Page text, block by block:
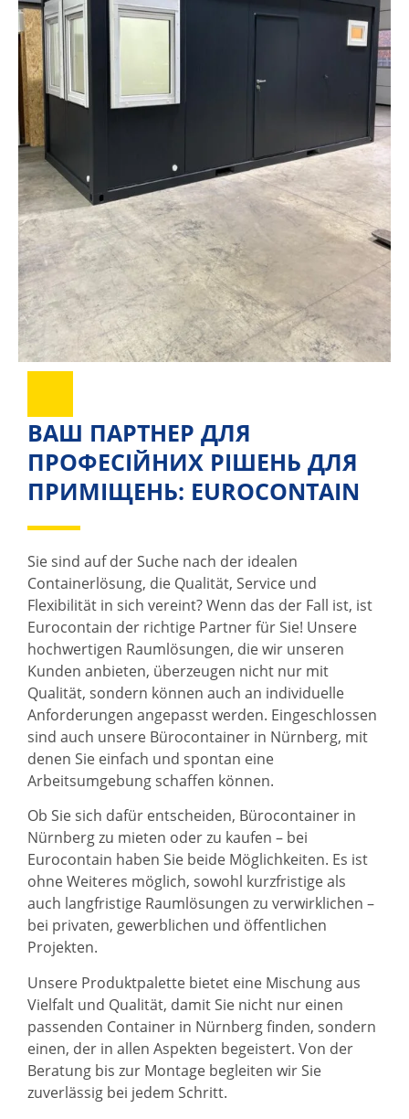
ВАШ ПАРТНЕР ДЛЯ
ПРОФЕСІЙНИХ РІШЕНЬ ДЛЯ
ПРИМІЩЕНЬ: EUROCONTAIN
Sie sind auf der Suche nach der idealen
Containerlösung, die Qualität, Service und
Flexibilität in sich vereint? Wenn das der Fall ist, ist
Eurocontain der richtige Partner für Sie! Unsere
hochwertigen Raumlösungen, die wir unseren
Kunden anbieten, überzeugen nicht nur mit
Qualität, sondern können auch an individuelle
Anforderungen angepasst werden. Eingeschlossen
sind auch unsere Bürocontainer in Nürnberg, mit
denen Sie einfach und spontan eine
Arbeitsumgebung schaffen können.
Ob Sie sich dafür entscheiden, Bürocontainer in
Nürnberg zu mieten oder zu kaufen – bei
Eurocontain haben Sie beide Möglichkeiten. Es ist
ohne Weiteres möglich, sowohl kurzfristige als
auch langfristige Raumlösungen zu verwirklichen –
bei privaten, gewerblichen und öffentlichen
Projekten.
Unsere Produktpalette bietet eine Mischung aus
Vielfalt und Qualität, damit Sie nicht nur einen
passenden Container in Nürnberg finden, sondern
einen, der in allen Aspekten begeistert. Von der
Beratung bis zur Montage begleiten wir Sie
zuverlässig bei jedem Schritt.